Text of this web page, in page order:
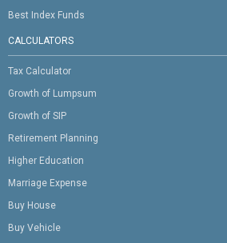
Best Index Funds
CALCULATORS
Tax Calculator
Growth of Lumpsum
Growth of SIP
Retirement Planning
Higher Education
Marriage Expense
Buy House
Buy Vehicle